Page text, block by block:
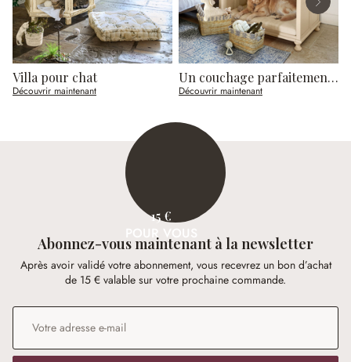
Villa pour chat
Découvrir maintenant
Un couchage parfaitement intégré
Découvrir maintenant
15 €
POUR VOUS
Abonnez-vous maintenant à la newsletter
Après avoir validé votre abonnement, vous recevrez un bon d’achat
de 15 € valable sur votre prochaine commande.
Adresse e-mail